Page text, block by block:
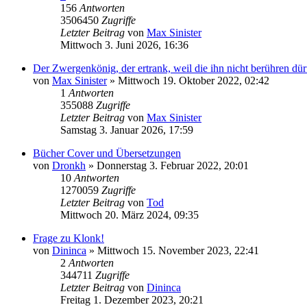
156 Antworten
3506450 Zugriffe
Letzter Beitrag von Max Sinister
Mittwoch 3. Juni 2026, 16:36
Der Zwergenkönig, der ertrank, weil die ihn nicht berühren
von Max Sinister» Mittwoch 19. Oktober 2022, 02:42
1 Antworten
355088 Zugriffe
Letzter Beitrag von Max Sinister
Samstag 3. Januar 2026, 17:59
Bücher Cover und Übersetzungen
von Dronkh » Donnerstag 3. Februar 2022, 20:01
10 Antworten
1270059 Zugriffe
Letzter Beitrag von Tod
Mittwoch 20. März 2024, 09:35
Frage zu Klonk!
von Dininca » Mittwoch 15. November 2023, 22:41
2 Antworten
344711 Zugriffe
Letzter Beitrag von Dininca
Freitag 1. Dezember 2023, 20:21